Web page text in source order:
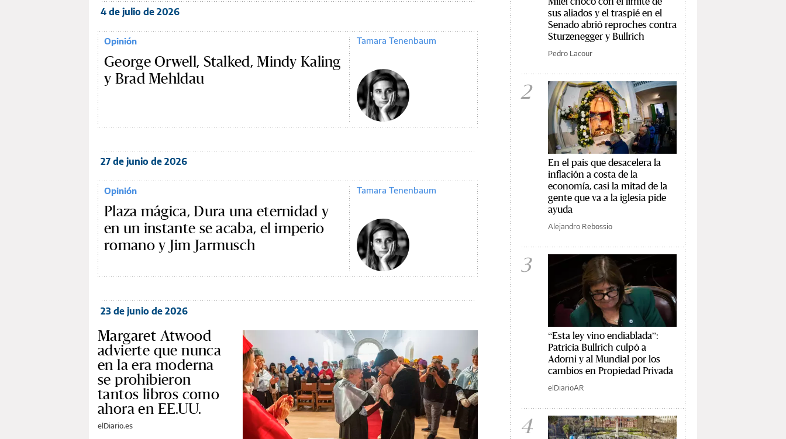
4 de julio de 2026
Opinión
George Orwell, Stalked, Mindy Kaling
y Brad Mehldau
Tamara Tenenbaum
27 de junio de 2026
Opinión
Plaza mágica, Dura una eternidad y
en un instante se acaba, el imperio
romano y Jim Jarmusch
Tamara Tenenbaum
23 de junio de 2026
Margaret Atwood
advierte que nunca
en la era moderna
se prohibieron
tantos libros como
ahora en EE.UU.
elDiario.es
sus aliados y el traspié en el
Senado abrió reproches contra
Sturzenegger y Bullrich
Pedro Lacour
2
En el país que desacelera la
inflación a costa de la
economía, casi la mitad de la
gente que va a la iglesia pide
ayuda
Alejandro Rebossio
3
“Esta ley vino endiablada”:
Patricia Bullrich culpó a
Adorni y al Mundial por los
cambios en Propiedad Privada
elDiarioAR
4